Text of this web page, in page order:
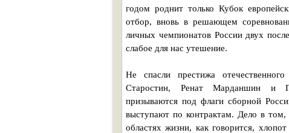
годом роднит только Кубок
отбор, вновь в решающем
личных чемпионатов России двух
слабое для нас утешение.
Не спасли престижа
Старостин, Ренат Марданшин и
призываются под флаги сборной
выступают по контрактам. Дело в
областях жизни, как говорится,